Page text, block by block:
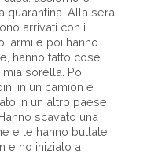
quarantina. Alla sera
arrivati con i
armi e poi hanno
hanno fatto cose
sorella. Poi
in un camion e
in un altro paese,
scavato una
e le hanno buttate
e ho iniziato a